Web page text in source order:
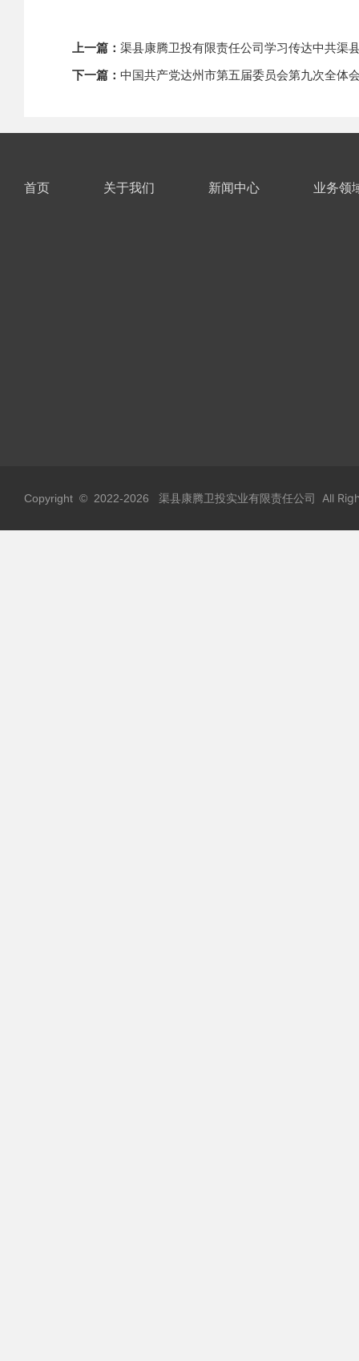
上一篇： 渠县康腾卫投有限责任公司学习传达中共渠
下一篇： 中国共产党达州市第五届委员会第九次全体
首页 关于我们 新闻中心 业务领
Copyright © 2022-2026 渠县康腾卫投实业有限责任公司 All